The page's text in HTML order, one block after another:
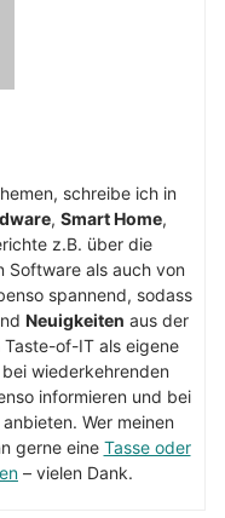
schreibe ich in
, Smart Home,
z.B. über die
Software als auch von
spannend, sodass
Neuigkeiten aus der
of-IT als eigene
wiederkehrenden
informieren und bei
anbieten. Wer meinen
gerne eine Tasse oder
– vielen Dank.